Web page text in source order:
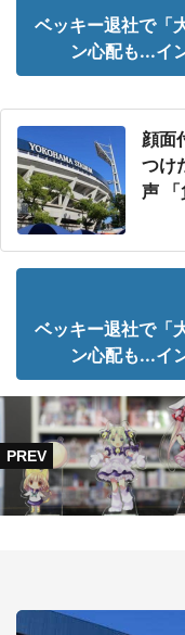
ベッキー退社で「
ン心配も...イ
顔面
つけ
声
ベッキー退社で「
ン心配も...イ